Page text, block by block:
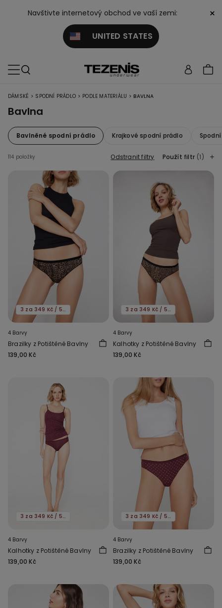
Navštivte internetový obchod ve vaší zemi:
UNITED STATES
×
DÁMSKÉ > SPODNÍ PRÁDLO > PODLE MATERIÁLU > BAVLNA
Bavlna
Bavlněné spodní prádlo Krajkové spodní prádlo
114 položky Odstranit filtry Použít filtr (1)
3 za 349 Kč / 5 za 549 Kč
4 Barvy
Brazilky z Potištěné Bavlny
139,00 Kč
3 za 349 Kč / 5 za 549 Kč
4 Barvy
Kalhotky z Potištěné Bavlny
139,00 Kč
3 za 349 Kč / 5 za 549 Kč
4 Barvy
Kalhotky z Potištěné Bavlny
139,00 Kč
3 za 349 Kč / 5 za 549 Kč
4 Barvy
Brazilky z Potištěné Bavlny
139,00 Kč